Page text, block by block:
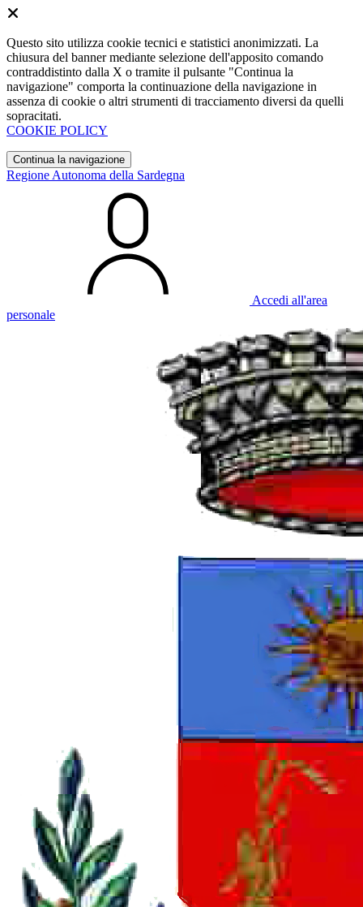
Questo sito utilizza cookie tecnici e statistici anonimizzati. La
chiusura del banner mediante selezione dell'apposito comando
contraddistinto dalla X o tramite il pulsante "Continua la
navigazione" comporta la continuazione della navigazione in
assenza di cookie o altri strumenti di tracciamento diversi da quelli
sopracitati.
COOKIE POLICY
Continua la navigazione
Regione Autonoma della Sardegna
Accedi all'area
personale